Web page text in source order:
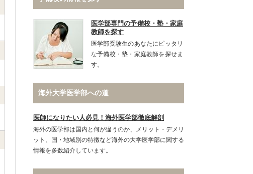
医学部専門の予備校・塾・家庭
教師を探す
医学部受験生のあなたにピッタリ
な予備校・塾・家庭教師を探せま
す。
海外大学医学部への道
医師になりたい人必見！海外医学部徹底解剖
海外の医学部は国内と何が違うのか、メリット・デメリ
ット、国・地域別の特徴など海外の大学医学部に関する
情報を多数紹介しています。